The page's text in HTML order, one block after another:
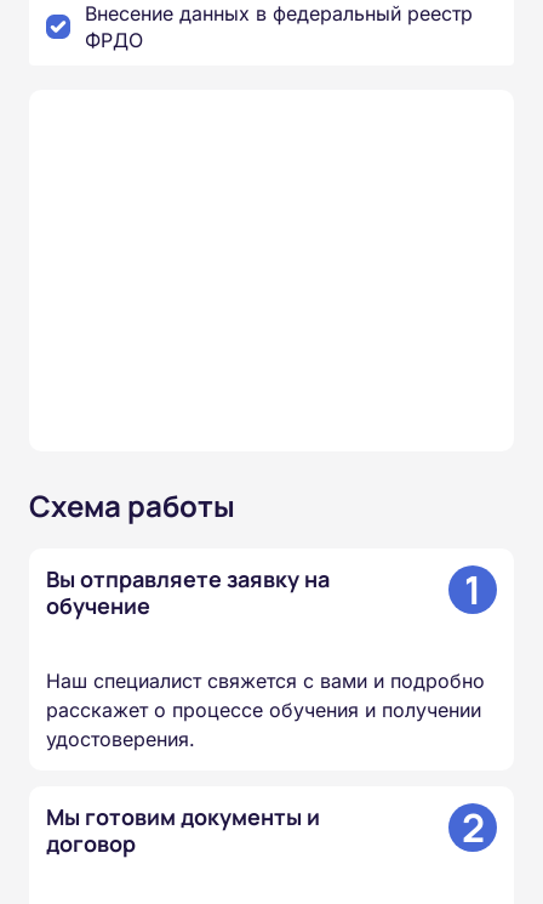
Внесение данных в федеральный реестр
ФРДО
Схема работы
Вы отправляете заявку на
обучение
1
Наш специалист свяжется с вами и подробно
расскажет о процессе обучения и получении
удостоверения.
Мы готовим документы и
договор
2